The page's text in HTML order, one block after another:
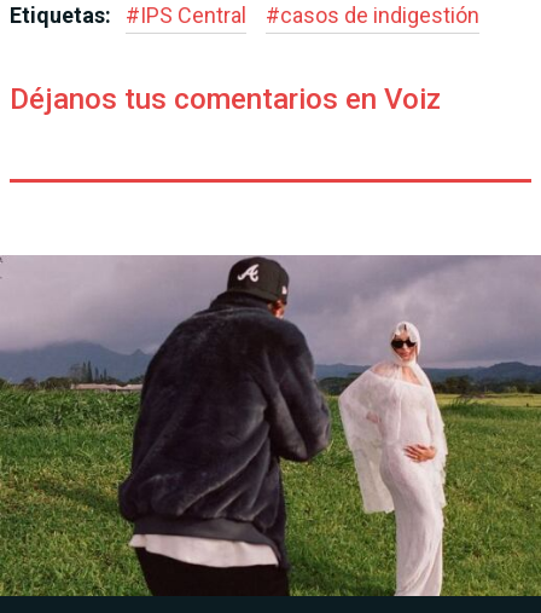
Etiquetas: #IPS Central #casos de indigestión
Déjanos tus comentarios en Voiz